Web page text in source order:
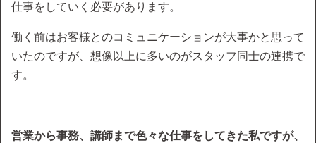
仕事をしていく必要があります。
働く前はお客様とのコミュニケーションが大事かと思って
いたのですが、想像以上に多いのがスタッフ同士の連携で
す。
営業から事務、講師まで色々な仕事をしてきた私ですが、